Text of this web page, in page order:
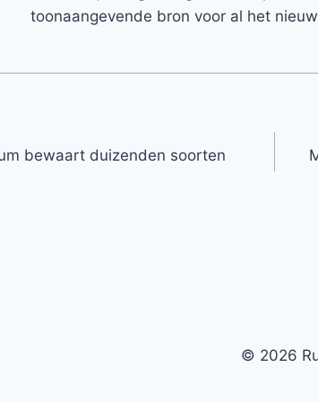
toonaangevende bron voor al het
bewaart duizenden soorten
© 2026